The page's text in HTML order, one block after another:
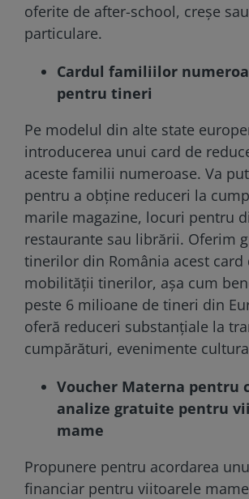
oferite de after-school, creșe
particulare.
Cardul familiilor
pentru tineri
Pe modelul din alte state
introducerea unui card de
aceste familii numeroase. Va
pentru a obține reduceri la
marile magazine, locuri pentru
restaurante sau librării. Oferim
tinerilor din România acest card
mobilității tinerilor, așa cum
peste 6 milioane de tineri din
oferă reduceri substanțiale la
cumpărături, evenimente
Voucher Materna pentru
analize gratuite pentru
mame
Propunere pentru acordarea
financiar pentru viitoarele